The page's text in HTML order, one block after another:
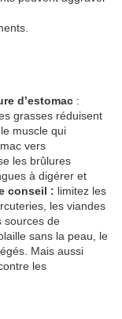
d’estomac :
grasses réduisent
muscle qui
vers
les brûlures
à digérer et
conseil : limitez les
les viandes
sources de
sans la peau, le
Mais aussi
les